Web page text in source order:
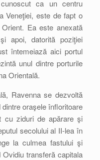
ca un centru
Veneţiei, este de fapt o
Ea este anexată
apoi, datorită poziţiei
întemeiază aici portul
unul dintre porturile
Orientală.
Ravenna se dezvoltă
oraşele înfloritoare
cu ziduri de apărare şi
secolului al II-lea în
la culmea fastului şi
transferă capitala